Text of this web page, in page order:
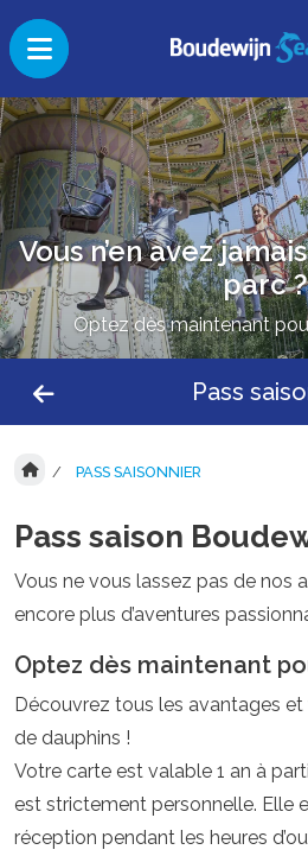
Vous n’en avez
parc ?
Optez dès maintenant
Pass
PASS SAISONNIER
Pass saison
Vous ne vous lassez pas de nos
encore plus d’aventures
Optez dès maintenant
Découvrez tous les avantages
de dauphins !
Votre carte est valable 1 an à
est strictement personnelle. Elle
réception pendant les heures